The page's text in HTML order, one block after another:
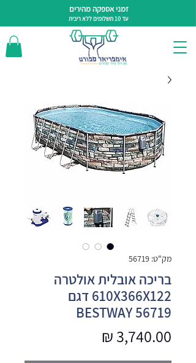
זמני אספקה מהירים
עד 10 תשלומים ללא ריבית
מק"ט: 56719
בריכה אובלית אולטרה
610X366X122 דגם
BESTWAY 56719